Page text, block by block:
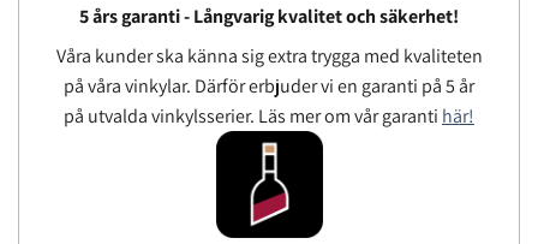
5 års garanti - Långvarig kvalitet och säkerhet!
Våra kunder ska känna sig extra trygga med kvaliteten
på våra vinkylar. Därför erbjuder vi en garanti på 5 år
på utvalda vinkylsserier. Läs mer om vår garanti här!